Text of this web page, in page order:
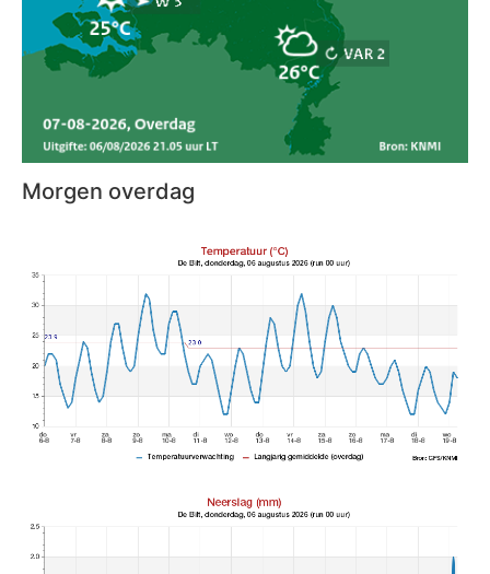
Morgen overdag